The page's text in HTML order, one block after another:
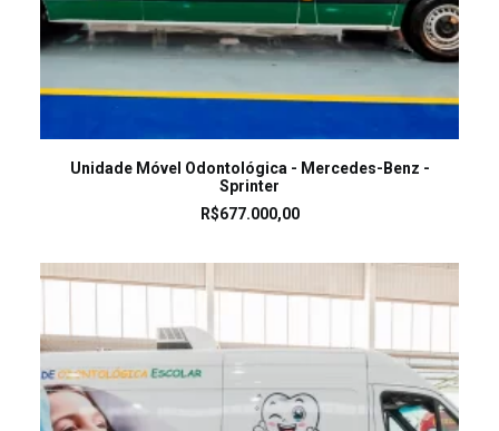
LEIA MAIS
Unidade Móvel Odontológica - Mercedes-Benz -
Sprinter
R$677.000,00